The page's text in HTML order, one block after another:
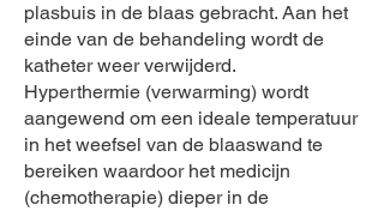
plasbuis in de blaas gebracht. Aan het
einde van de behandeling wordt de
katheter weer verwijderd.
Hyperthermie (verwarming) wordt
aangewend om een ideale temperatuur
in het weefsel van de blaaswand te
bereiken waardoor het medicijn
(chemotherapie) dieper in de